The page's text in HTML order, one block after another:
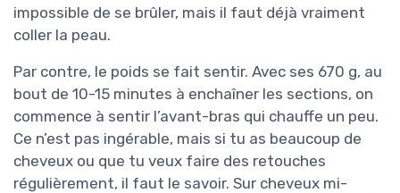
impossible de se brûler, mais il faut déjà vraiment
coller la peau.
Par contre, le poids se fait sentir. Avec ses 670 g, au
bout de 10-15 minutes à enchaîner les sections, on
commence à sentir l’avant-bras qui chauffe un peu.
Ce n’est pas ingérable, mais si tu as beaucoup de
cheveux ou que tu veux faire des retouches
régulièrement, il faut le savoir. Sur cheveux mi-